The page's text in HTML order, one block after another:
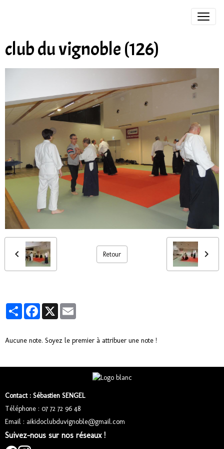
club du vignoble (126)
Retour
PartagerFacebook
X
Aucune note. Soyez le premier à attribuer une note !
Contact : Sébastien SENGEL
Téléphone : 07 72 72 96 48
Email : aikidoclubduvignoble@gmail.com
Suivez-nous sur nos réseaux !